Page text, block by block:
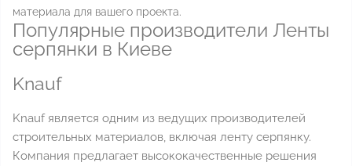
материала для вашего проекта.
Популярные производители Ленты
серпянки в Киеве
Knauf
Knauf является одним из ведущих производителей
строительных материалов, включая ленту серпянку.
Компания предлагает высококачественные решения